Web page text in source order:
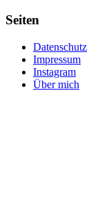
Seiten
Datenschutz
Impressum
Instagram
Über mich